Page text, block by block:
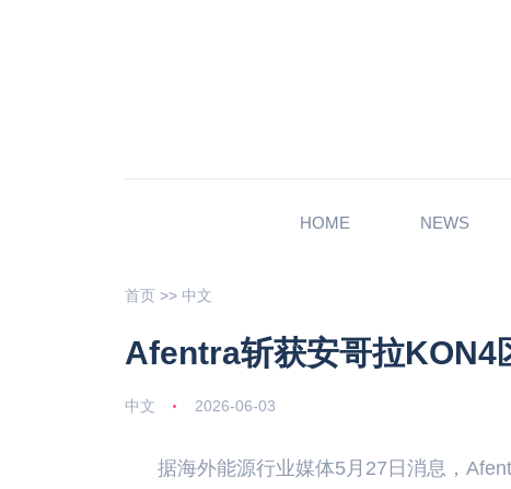
HOME NEWS
首页 >> 中文
Afentra斩获安哥拉KON4
中文 2026-06-03
据海外能源行业媒体5月27日消息，